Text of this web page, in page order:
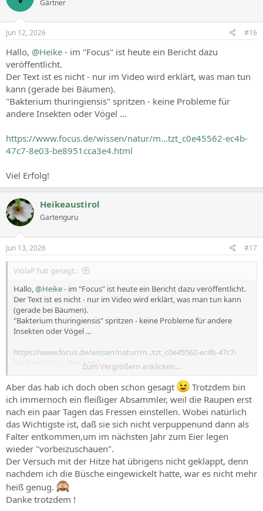
i
o
n
s
Gärtner
Jun 12, 2026 #16
Hallo, @Heike - im "Focus" ist heute ein Bericht dazu
veröffentlicht.
Der Text ist es nicht - nur im Video wird erklärt, was man tun
kann (gerade bei Bäumen).
"Bakterium thuringiensis" spritzen - keine Probleme für
andere Insekten oder Vögel ...
https://www.focus.de/wissen/natur/m...tzt_c0e45562-ec4b-
47c7-8e03-be8951cca3e4.html
Viel Erfolg!
Heikeaustirol
Gartenguru
Jun 13, 2026 #17
ViolaP hat gesagt.:
Hallo, @Heike- im "Focus" ist heute ein Bericht dazu veröffentlicht.
Der Text ist es nicht - nur im Video wird erklärt, was man tun kann
(gerade bei Bäumen).
"Bakterium thuringiensis" spritzen - keine Probleme für andere
Insekten oder Vögel ...
https://www.focus.de/wissen/natur/m...tzt_c0e45562-ec4b-47c7-
8e03-be8951cca3e4.html
Viel Erfolg!
Zum Vergrößern anklicken....
Aber das hab ich doch oben schon gesagt
Trotzdem bin
ich immernoch ein fleißiger Absammler, weil die Raupen erst
nach ein paar Tagen das Fressen einstellen. Wobei natürlich
das Wichtigste ist, daß sie sich nicht verpuppenund dann als
Falter entkommen,um im nächsten Jahr zum Eier legen
wieder "vorbeizuschauen".
Der Versuch mit der Hitze hat übrigens nicht geklappt, denn
nachdem ich die Büsche eingewickelt hatte, war es nicht mehr
heiß genug.
Danke trotzdem !